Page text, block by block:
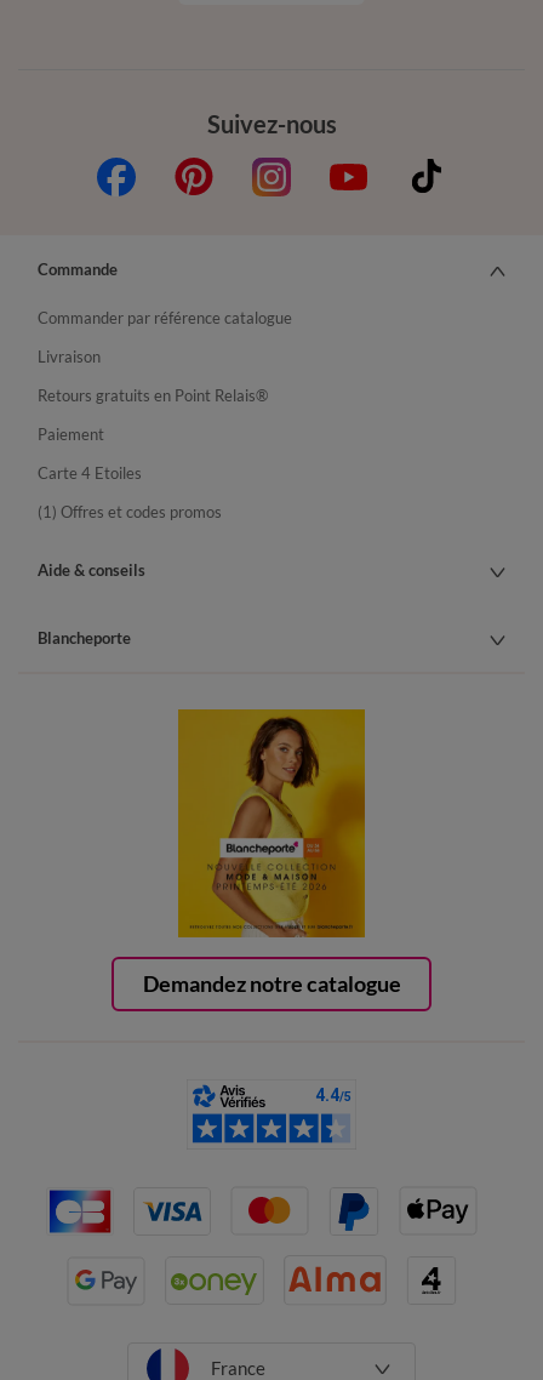
Suivez-nous
Demandez notre catalogue
Commande
Commander par référence catalogue
Livraison
Retours gratuits en Point Relais®
Paiement
Carte 4 Etoiles
(1) Offres et codes promos
Aide & conseils
Blancheporte
France